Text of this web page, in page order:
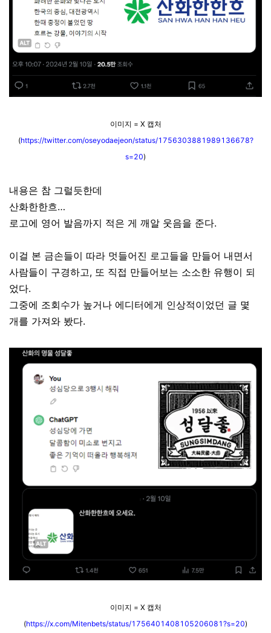
이미지 = X 캡처
(https://twitter.com/oseyodaejeon/status/1756303881989136678?
s=20)
내용은 참 그럴듯한데
산화한한흐…
로고에 영어 발음까지 적은 게 깨알 웃음을 준다.
이걸 본 금손들이 따라 멋들어진 로고들을 만들어 내면서
사람들이 구경하고, 또 직접 만들어보는 소소한 유행이 되
었다.
그중에 조회수가 높거나 에디터에게 인상적이었던 글 몇
개를 가져와 봤다.
이미지 = X 캡처
(https://x.com/Mitenbets/status/1756401408105206081?s=20)